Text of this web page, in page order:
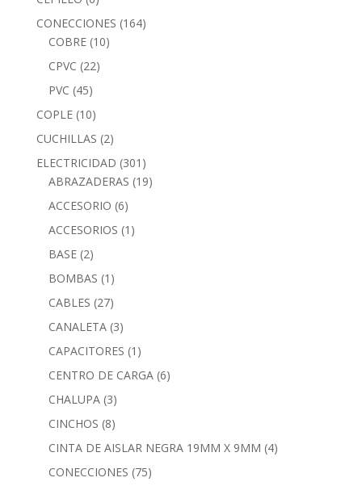
CONECCIONES (164)
COBRE (10)
CPVC (22)
PVC (45)
COPLE (10)
CUCHILLAS (2)
ELECTRICIDAD (301)
ABRAZADERAS (19)
ACCESORIO (6)
ACCESORIOS (1)
BASE (2)
BOMBAS (1)
CABLES (27)
CANALETA (3)
CAPACITORES (1)
CENTRO DE CARGA (6)
CHALUPA (3)
CINCHOS (8)
CINTA DE AISLAR NEGRA 19MM X 9MM (4)
CONECCIONES (75)